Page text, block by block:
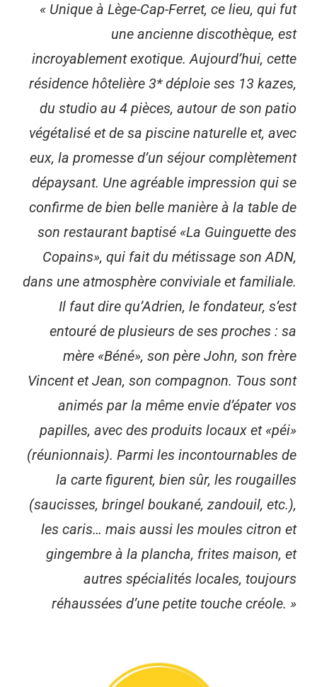
« Unique à Lège-Cap-Ferret, ce lieu, qui fut
une ancienne discothèque, est
incroyablement exotique. Aujourd’hui, cette
résidence hôtelière 3* déploie ses 13 kazes,
du studio au 4 pièces, autour de son patio
végétalisé et de sa piscine naturelle et, avec
eux, la promesse d’un séjour complètement
dépaysant. Une agréable impression qui se
confirme de bien belle manière à la table de
son restaurant baptisé «La Guinguette des
Copains», qui fait du métissage son ADN,
dans une atmosphère conviviale et familiale.
Il faut dire qu’Adrien, le fondateur, s’est
entouré de plusieurs de ses proches : sa
mère «Béné», son père John, son frère
Vincent et Jean, son compagnon. Tous sont
animés par la même envie d’épater vos
papilles, avec des produits locaux et «péi»
(réunionnais). Parmi les incontournables de
la carte figurent, bien sûr, les rougailles
(saucisses, bringel boukané, zandouil, etc.),
les caris… mais aussi les moules citron et
gingembre à la plancha, frites maison, et
autres spécialités locales, toujours
réhaussées d’une petite touche créole. »